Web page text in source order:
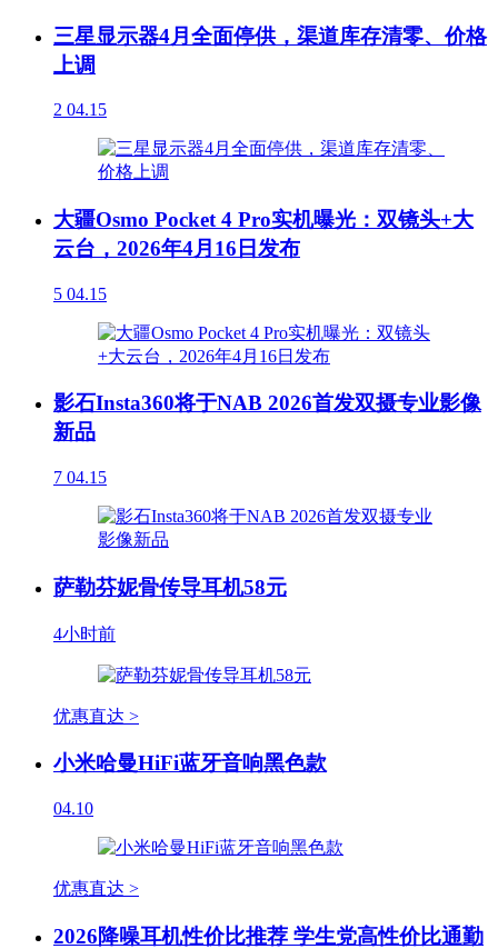
三星显示器4月全面停供，渠道库存清零、价格
上调
2 04.15
大疆Osmo Pocket 4 Pro实机曝光：双镜头+大
云台，2026年4月16日发布
5 04.15
影石Insta360将于NAB 2026首发双摄专业影像
新品
7 04.15
萨勒芬妮骨传导耳机58元
4小时前
优惠直达 >
小米哈曼HiFi蓝牙音响黑色款
04.10
优惠直达 >
2026降噪耳机性价比推荐 学生党高性价比通勤